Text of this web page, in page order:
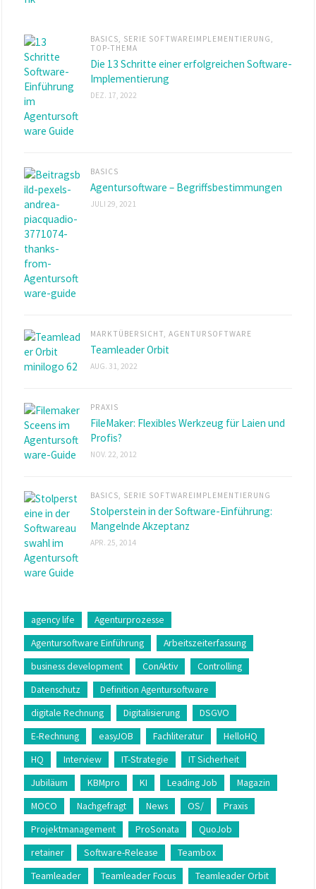
BASICS, SERIE SOFTWAREIMPLEMENTIERUNG ,
TOP-THEMA
Die 13 Schritte einer erfolgreichen Software-
Implementierung
DEZ. 17, 2022
BASICS
Agentursoftware – Begriffsbestimmungen
JULI 29, 2021
MARKTÜBERSICHT, AGENTURSOFTWARE
Teamleader Orbit
AUG. 31, 2022
PRAXIS
FileMaker: Flexibles Werkzeug für Laien und
Profis?
NOV. 22, 2012
BASICS, SERIE SOFTWAREIMPLEMENTIERUNG
Stolperstein in der Software-Einführung:
Mangelnde Akzeptanz
APR. 25, 2014
agency life
Agenturprozesse
Agentursoftware Einführung
Arbeitszeiterfassung
business development
ConAktiv
Controlling
Datenschutz
Definition Agentursoftware
digitale Rechnung
Digitalisierung
DSGVO
E-Rechnung
easyJOB Fachliteratur
HelloHQ
HQ
Interview IT-Strategie
IT Sicherheit
Jubiläum
KBMpro KI Leading Job
Magazin
MOCO
Nachgefragt News OS/
Praxis
Projektmanagement
ProSonata
QuoJob
retainer
Software-Release
Teambox
Teamleader
Teamleader Focus Teamleader Orbit